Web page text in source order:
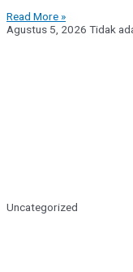
Read More »
Agustus 5, 2026 Tidak
Uncategorized